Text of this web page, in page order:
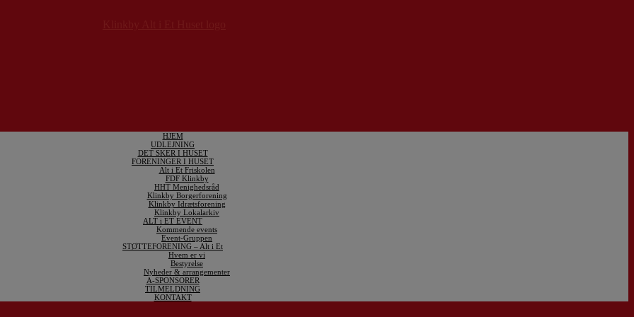
HJEM
UDLEJNING
DET SKER I HUSET
FORENINGER I HUSET
Alt i Et Friskolen
FDF Klinkby
HHT Menighedsråd
Klinkby Borgerforening
Klinkby Idrætsforening
Klinkby Lokalarkiv
ALT i ET EVENT
Kommende events
Event-Gruppen
STØTTEFORENING – Alt i Et
Hvem er vi
Bestyrelse
Nyheder & arrangementer
A-SPONSORER
TILMELDNING
KONTAKT